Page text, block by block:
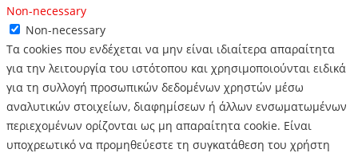
Non-necessary
Non-necessary
Τα cookies που ενδέχεται να μην είναι ιδιαίτερα απαραίτητα
για την λειτουργία του ιστότοπου και χρησιμοποιούνται ειδικά
για τη συλλογή προσωπικών δεδομένων χρηστών μέσω
αναλυτικών στοιχείων, διαφημίσεων ή άλλων ενσωματωμένων
περιεχομένων ορίζονται ως μη απαραίτητα cookie. Είναι
υποχρεωτικό να προμηθεύεστε τη συγκατάθεση του χρήστη